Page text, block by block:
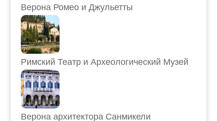
Верона Ромео и Джульетты
Римский Театр и Археологический Музей
Верона архитектора Санмикели